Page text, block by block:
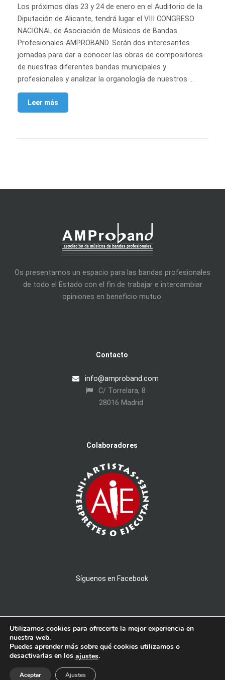
Los próximos días 23 y 24 de enero en el Auditorio de la
Diputación de Alicante, tendrá lugar el VIII CONGRESO
NACIONAL de Asociación de Músicos de Bandas
Profesionales AMPROBAND. Serán dos interesantes
jornadas para dar a conocer las obras de compositores
de nuestras diferentes bandas municipales y
profesionales y analizar la organología de nuestros …
Leer más
Os presentamos un espacio para las bandas profesionales
de todo el Estado con el fin de trabajar e intercambiar
opiniones en beneficio mutuo.
Contacto
info@amproband.com
C/ Torrelara, 8
28016 Madrid
Colaboradores
Síguenos en Facebook
© 2026 AMPROBAND - Todos los derechos reservados - Powered by
Aviso Legal|
Utilizamos cookies para ofrecerte la mejor experiencia en
nuestra web.
Puedes aprender más sobre qué cookies utilizamos o
desactivarlas en los ajustes.
Aceptar Ajustes